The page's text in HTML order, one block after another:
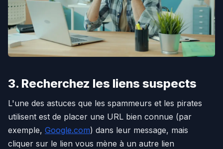
3. Recherchez les liens suspects
L'une des astuces que les spammeurs et les pirates
utilisent est de placer une URL bien connue (par
exemple, Google.com) dans leur message, mais
cliquer sur le lien vous mène à un autre lien